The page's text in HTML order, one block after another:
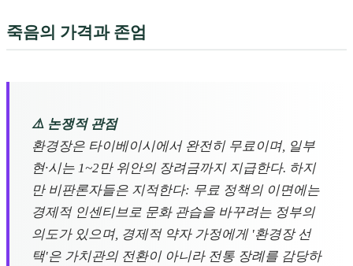
죽음의 가격과 존엄
⚠️ 논쟁적 관점
환경장은 타이베이시에서 완전히 무료이며, 일부
현·시는 1~2만 위안의 장려금까지 지급한다. 하지
만 비판론자들은 지적한다: 무료 정책의 이면에는
경제적 인센티브로 문화 관습을 바꾸려는 정부의
의도가 있으며, 경제적 약자 가정에게 '환경장 선
택'은 가치관의 전환이 아니라 전통 장례를 감당하